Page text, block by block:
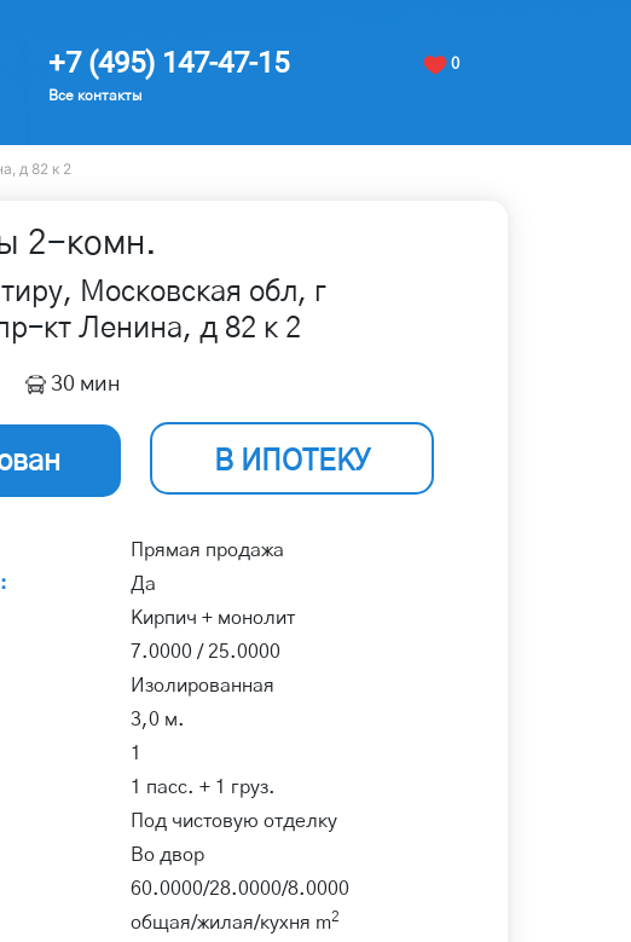
+7 (495) 147-47-15
Все контакты
0
д 82 к 2
2-комн.
Московская обл, г
кт Ленина, д 82 к 2
30 мин
В ИПОТЕКУ
Прямая продажа
Да
Кирпич + монолит
7.0000 / 25.0000
Изолированная
3,0 м.
1
1 пасс. + 1 груз.
Под чистовую отделку
Во двор
60.0000/28.0000/8.0000
общая/жилая/кухня m2